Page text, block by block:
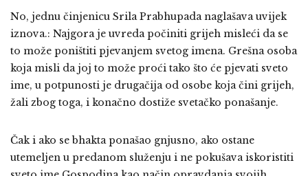
No, jednu činjenicu Srila Prabhupada naglašava uvijek
iznova.: Najgora je uvreda počiniti grijeh misleći da se
to može poništiti pjevanjem svetog imena. Grešna osoba
koja misli da joj to može proći tako što će pjevati sveto
ime, u potpunosti je drugačija od osobe koja čini grijeh,
žali zbog toga, i konačno dostiže svetačko ponašanje.
Čak i ako se bhakta ponašao gnjusno, ako ostane
utemeljen u predanom služenju i ne pokušava iskoristiti